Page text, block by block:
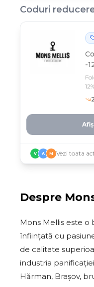
Coduri
-
V A M Vezi toata
Despre
Mons Mellis este o
înființată cu
de calitate
industria
Hărman, Brașov,